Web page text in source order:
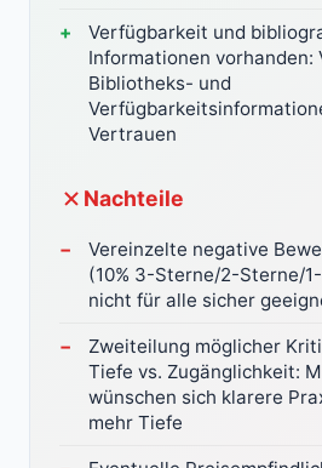
Verfügbarkeit und
Informationen vorhanden:
Bibliotheks- und
Vertrauen
Nachteile
Vereinzelte negative
(10% 3-Sterne/2-Sterne/
nicht für alle sicher
Zweiteilung möglicher
Tiefe vs. Zugänglichkeit:
wünschen sich klarere
mehr Tiefe